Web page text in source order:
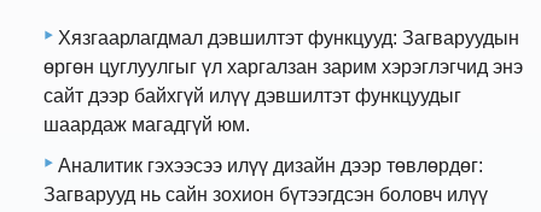
Хязгаарлагдмал дэвшилтэт функцууд: Загваруудын
өргөн цуглуулгыг үл харгалзан зарим хэрэглэгчид энэ
сайт дээр байхгүй илүү дэвшилтэт функцуудыг
шаардаж магадгүй юм.
Аналитик гэхээсээ илүү дизайн дээр төвлөрдөг:
Загварууд нь сайн зохион бүтээгдсэн боловч илүү